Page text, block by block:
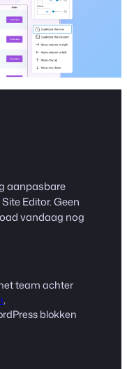
aanpasbare
Editor. Geen
vandaag nog
team achter
,
blokken